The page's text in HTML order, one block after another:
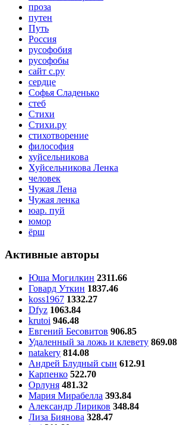
проза
путен
Путь
Россия
русофобия
русофобы
сайт с.ру
сердце
Софья Сладенько
стеб
Стихи
Стихи.ру
стихотворение
философия
хуйсельникова
Хуйсельникова Ленка
человек
Чужая Лена
Чужая ленка
юар. пуй
юмор
ёрш
Активные авторы
Юша Могилкин 2311.66
Говард Уткин 1837.46
koss1967 1332.27
Dfyz 1063.84
krutoi 946.48
Евгений Бесовитов 906.85
Удаленный за ложь и клевету 869.08
natakery 814.08
Андрей Блудный сын 612.91
Карпенко 522.70
Орлуня 481.32
Мария Мирабелла 393.84
Александр Лириков 348.84
Лиза Биянова 328.47